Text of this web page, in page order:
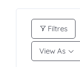
Filtres
View As